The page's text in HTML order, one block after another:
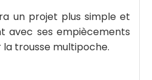
un projet plus simple et
avec ses empiècements
trousse multipoche.